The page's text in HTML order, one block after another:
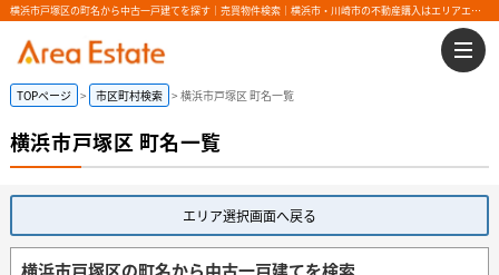
横浜市戸塚区の町名から中古一戸建てを探す｜売買物件検索｜横浜市・川崎市の不動産購入はエリアエステート
TOPページ 市区町村検索 横浜市戸塚区 町名一覧
横浜市戸塚区 町名一覧
エリア選択画面へ戻る
横浜市戸塚区の町名から中古一戸建てを検索